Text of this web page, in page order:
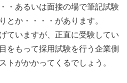
・あるいは面接の場で筆記試験
とか・・・・があります。
ていますが、正直に受験してい
をもって採用試験を行う企業側
トがかかってくるでしょう。